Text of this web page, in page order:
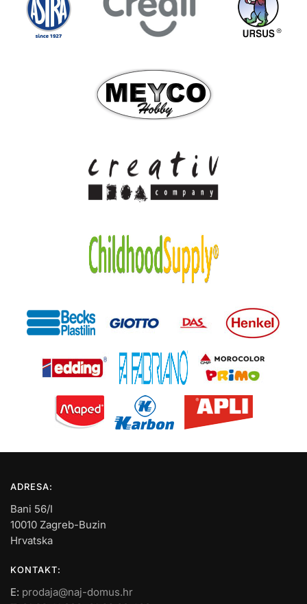
ADRESA:
Bani 56/I
10010 Zagreb-Buzin
Hrvatska
KONTAKT:
E: prodaja@naj-domus.hr